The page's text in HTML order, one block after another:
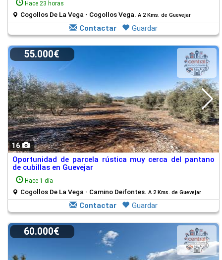
Hace 23 horas
Cogollos De La Vega - Cogollos Vega. A 2 Kms. de Guevejar
Contactar Guardar
16
55.000€
Oportunidad de parcela rústica muy cerca del pantano
de cubillas en Guevejar
Hace 1 día
Cogollos De La Vega - Camino Deifontes. A 2 Kms. de Guevejar
Contactar Guardar
60.000€